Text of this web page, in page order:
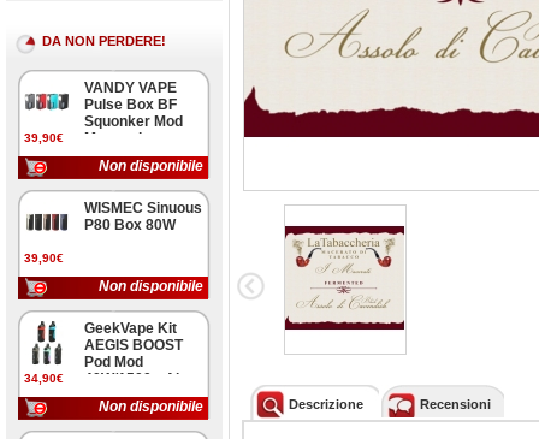
DA NON PERDERE!
39,90€
VANDY VAPE
Pulse Box BF
Squonker Mod
Meccanica
Non disponibile
39,90€
WISMEC Sinuous
P80 Box 80W
Non disponibile
34,90€
GeekVape Kit
AEGIS BOOST
Pod Mod
40W/1500mAh
Non disponibile
Descrizione Recensioni